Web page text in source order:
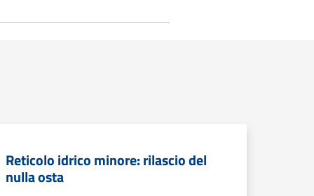
Reticolo idrico minore: rilascio del
nulla osta